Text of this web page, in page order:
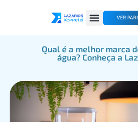
VER
Qual é a melhor marca
água? Conheça a